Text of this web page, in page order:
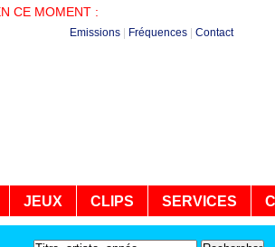
CE MOMENT :
Emissions Fréquences Contact
JEUX CLIPS SERVICES